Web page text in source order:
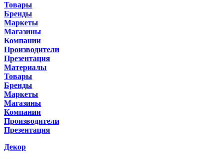
Товары
Бренды
Маркеты
Магазины
Компании
Производители
Презентация
Материалы
Товары
Бренды
Маркеты
Магазины
Компании
Производители
Презентация
Декор